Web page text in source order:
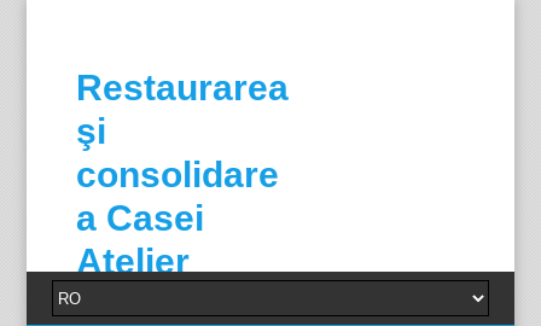
Restaurarea
şi
consolidare
a Casei
Atelier
Gabriel